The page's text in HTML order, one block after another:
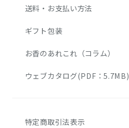
送料・お支払い方法
ギフト包装
お香のあれこれ（コラム）
ウェブカタログ(PDF：5.7MB)
特定商取引法表示